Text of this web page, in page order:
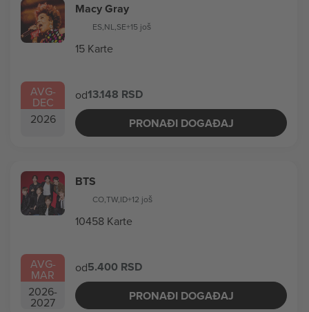
AVG-
DEC
2026
Macy Gray
ES,NL,SE+15 još
15 Karte
od13.148 RSD
PRONAĐI DOGAĐAJ
AVG-
MAR
2026-
2027
BTS
CO,TW,ID+12 još
10458 Karte
od5.400 RSD
PRONAĐI DOGAĐAJ